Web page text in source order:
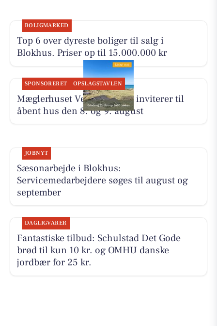
BOLIGMARKED
Top 6 over dyreste boliger til salg i
Blokhus. Priser op til 15.000.000 kr
SPONSORERET OPSLAGSTAVLEN
Mæglerhuset Vestkysten I/S inviterer til
åbent hus den 8. og 9. august
JOBNYT
Sæsonarbejde i Blokhus:
Servicemedarbejdere søges til august og
september
DAGLIGVARER
Fantastiske tilbud: Schulstad Det Gode
brød til kun 10 kr. og OMHU danske
jordbær for 25 kr.